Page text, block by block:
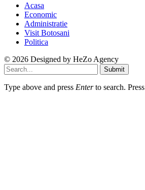
Acasa
Economic
Administratie
Visit Botosani
Politica
© 2026 Designed by HeZo Agency
Submit
Type above and press Enterto search. Press